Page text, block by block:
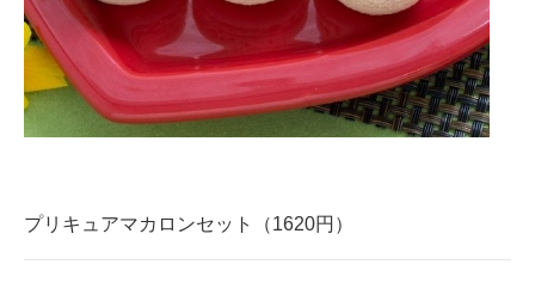
プリキュアマカロンセット（1620円）